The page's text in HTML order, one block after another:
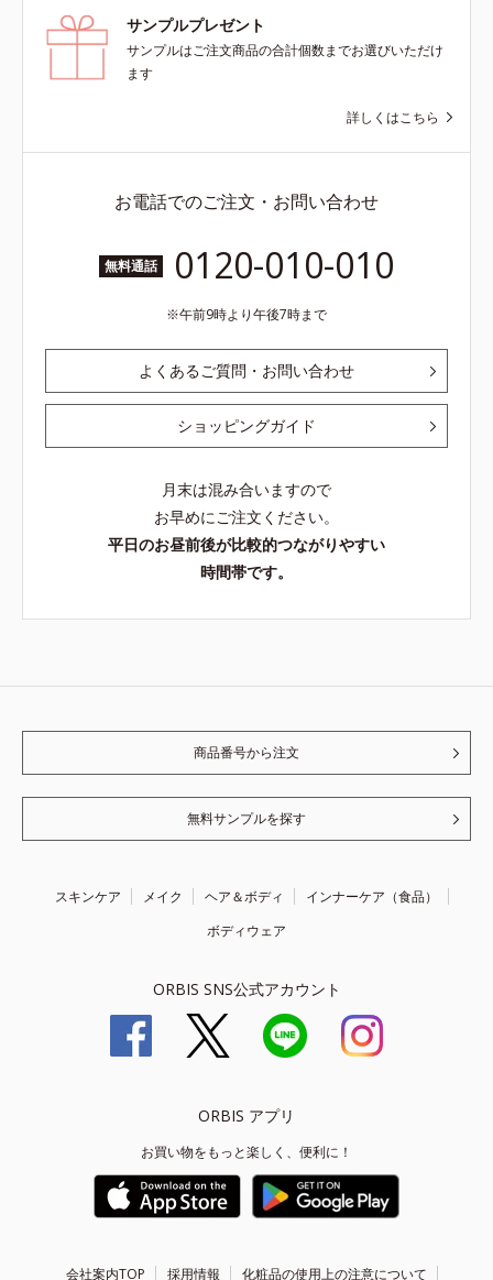
サンプルプレゼント
サンプルはご注文商品の合計個数までお選びいただけ
ます
詳しくはこちら
お電話でのご注文・お問い合わせ
無料通話 0120-010-010
午前9時より午後7時まで
よくあるご質問・お問い合わせ
ショッピングガイド
月末は混み合いますので
お早めにご注文ください。
平日のお昼前後が比較的つながりやすい
時間帯です。
商品番号から注文
無料サンプルを探す
スキンケア メイク ヘア＆ボディ
インナーケア（食品）
ボディウェア
ORBIS SNS公式アカウント
ORBIS アプリ
お買い物をもっと楽しく、便利に！
会社案内TOP 採用情報 化粧品の使用上の注意について